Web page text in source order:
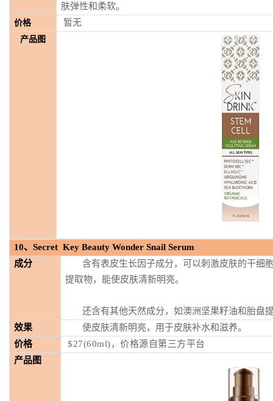
肤弹性和柔软。
价格 暂无
产品图
10、Secret Key Beauty Wonder Snail Serum
成分
含有表皮生长因子成分，可以刺激皮肤的干细
提取物，能使皮肤清新明亮。
还含有其他天然成分，如澳洲坚果籽油和胎盘
效果
使皮肤清新明亮，用于皮肤补水和滋养。
价格
$27(60ml)，价格源自第三方平台
产品图